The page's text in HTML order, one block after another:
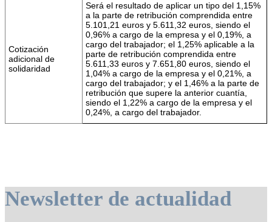
Cotización
adicional de
solidaridad
Será el resultado de aplicar un tipo del 1,15%
a la parte de retribución comprendida entre
5.101,21 euros y 5.611,32 euros, siendo el
0,96% a cargo de la empresa y el 0,19%, a
cargo del trabajador; el 1,25% aplicable a la
parte de retribución comprendida entre
5.611,33 euros y 7.651,80 euros, siendo el
1,04% a cargo de la empresa y el 0,21%, a
cargo del trabajador; y el 1,46% a la parte de
retribución que supere la anterior cuantía,
siendo el 1,22% a cargo de la empresa y el
0,24%, a cargo del trabajador.
Newsletter de actualidad